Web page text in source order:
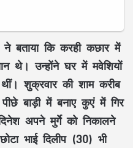
ने बताया कि करही कछार में
थे। उन्होंने घर में मवेशियों
शुक्रवार की शाम करीब
बाड़ी में बनाए कुएं में गिर
अपने मुर्गे को निकालने
भाई दिलीप (30) भी